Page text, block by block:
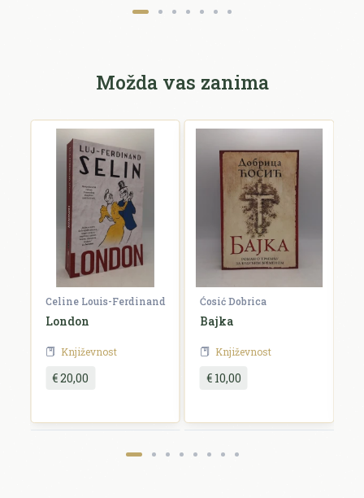
Možda vas zanima
Celine Louis-Ferdinand
London
Književnost
€ 20,00
Ćosić Dobrica
Bajka
Književnost
€ 10,00